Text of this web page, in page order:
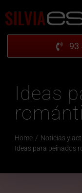
al
contenido
UBICACIÓN
GALERÍA
COLECCIÓN
93
Ideas
Home
Noticias y
Ideas para peinados